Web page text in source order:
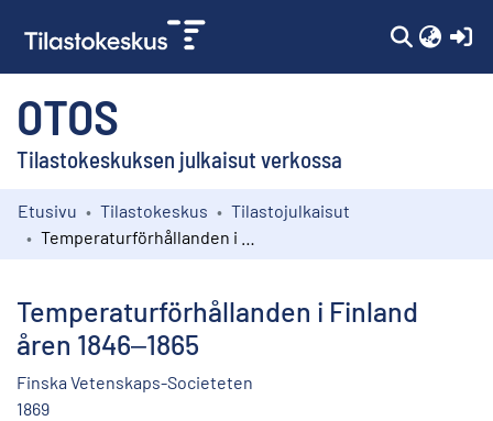
OTOS
Tilastokeskuksen julkaisut verkossa
Kokoelmat
Etusivu Tilastokeskus
Tilastojulkaisut
Temperaturförhållanden i Finland
åren 1846‒1865
Finska Vetenskaps-Societeten
1869